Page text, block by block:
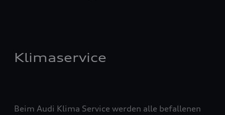
Klimaservice
Beim Audi Klima Service werden alle befallenen